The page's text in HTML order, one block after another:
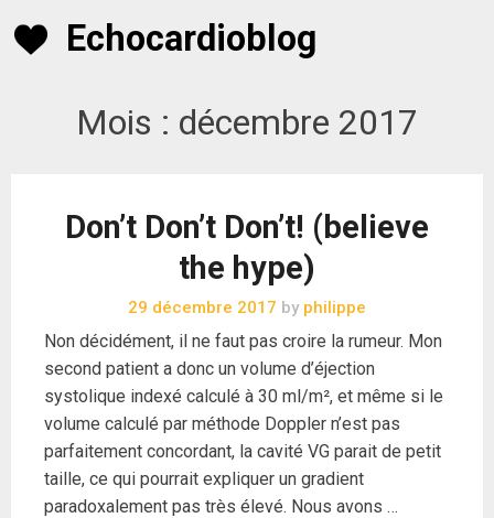
Echocardioblog
Mois : décembre 2017
Don’t Don’t Don’t! (believe
the hype)
29 décembre 2017 by philippe
Non décidément, il ne faut pas croire la rumeur. Mon
second patient a donc un volume d’éjection
systolique indexé calculé à 30 ml/m², et même si le
volume calculé par méthode Doppler n’est pas
parfaitement concordant, la cavité VG parait de petit
taille, ce qui pourrait expliquer un gradient
paradoxalement pas très élevé. Nous avons …